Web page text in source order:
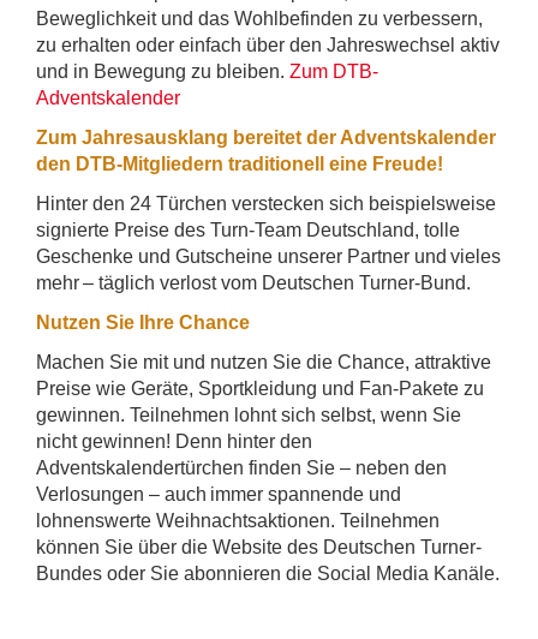
Beweglichkeit und das Wohlbefinden zu verbessern,
zu erhalten oder einfach über den Jahreswechsel aktiv
und in Bewegung zu bleiben. Zum DTB-
Adventskalender
Zum Jahresausklang bereitet der Adventskalender
den DTB-Mitgliedern traditionell eine Freude!
Hinter den 24 Türchen verstecken sich beispielsweise
signierte Preise des Turn-Team Deutschland, tolle
Geschenke und Gutscheine unserer Partner und vieles
mehr – täglich verlost vom Deutschen Turner-Bund.
Nutzen Sie Ihre Chance
Machen Sie mit und nutzen Sie die Chance, attraktive
Preise wie Geräte, Sportkleidung und Fan-Pakete zu
gewinnen. Teilnehmen lohnt sich selbst, wenn Sie
nicht gewinnen! Denn hinter den
Adventskalendertürchen finden Sie – neben den
Verlosungen – auch immer spannende und
lohnenswerte Weihnachtsaktionen. Teilnehmen
können Sie über die Website des Deutschen Turner-
Bundes oder Sie abonnieren die Social Media Kanäle.